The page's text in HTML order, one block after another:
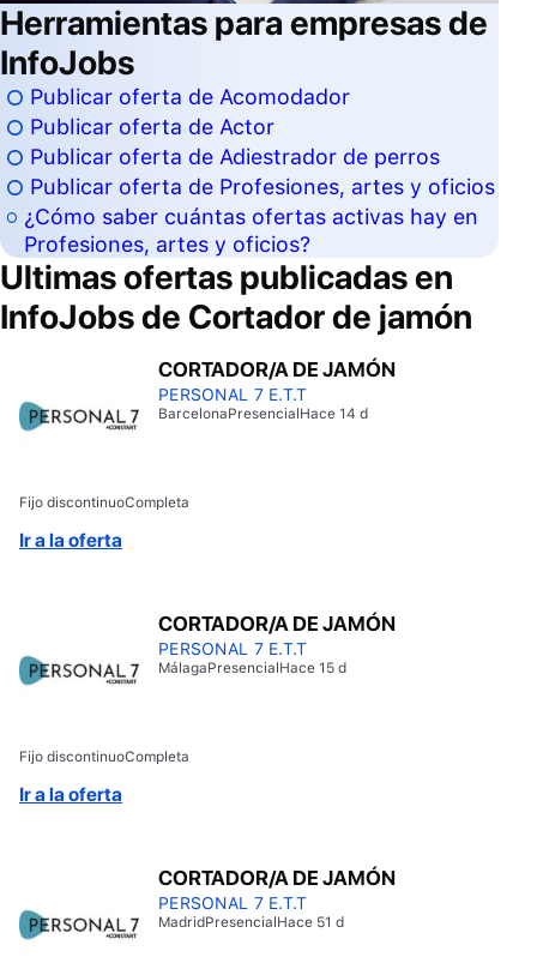
Herramientas para empresas de
InfoJobs
Publicar oferta de Acomodador
Publicar oferta de Actor
Publicar oferta de Adiestrador de perros
Publicar oferta de Profesiones, artes y oficios
¿Cómo saber cuántas ofertas activas hay en
Profesiones, artes y oficios?
Ultimas ofertas publicadas en
InfoJobs de Cortador de jamón
CORTADOR/A DE JAMÓN
PERSONAL 7 E.T.T
BarcelonaPresencialHace 14 d
Fijo discontinuoCompleta
Ir a la oferta
CORTADOR/A DE JAMÓN
PERSONAL 7 E.T.T
MálagaPresencialHace 15 d
Fijo discontinuoCompleta
Ir a la oferta
CORTADOR/A DE JAMÓN
PERSONAL 7 E.T.T
MadridPresencialHace 51 d